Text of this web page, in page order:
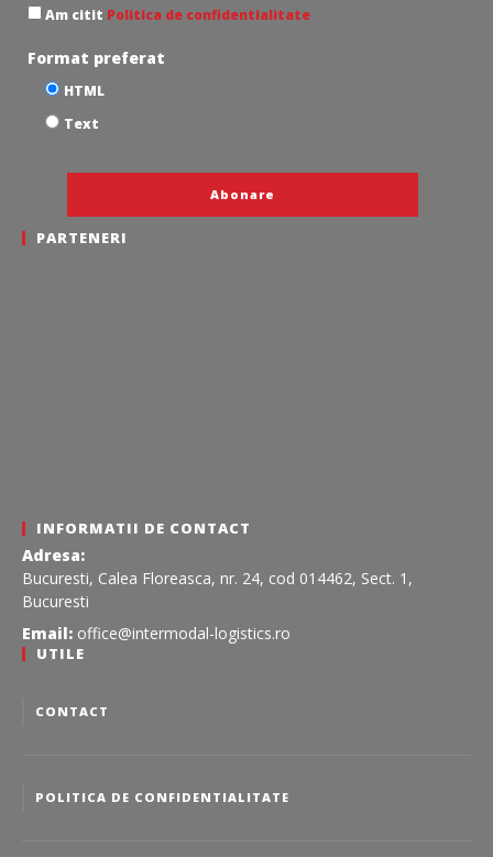
Am citit Politica de confidentialitate
Format preferat
HTML
Text
PARTENERI
INFORMATII DE CONTACT
Adresa:
Bucuresti, Calea Floreasca, nr. 24, cod 014462, Sect. 1,
Bucuresti
Email: office@intermodal-logistics.ro
UTILE
CONTACT
POLITICA DE CONFIDENTIALITATE